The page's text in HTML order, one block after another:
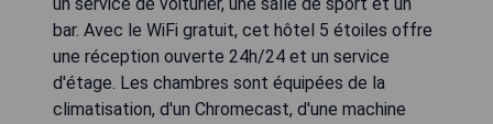
un service de voiturier, une salle de sport et un
bar. Avec le WiFi gratuit, cet hôtel 5 étoiles offre
une réception ouverte 24h/24 et un service
d'étage. Les chambres sont équipées de la
climatisation, d'un Chromecast, d'une machine